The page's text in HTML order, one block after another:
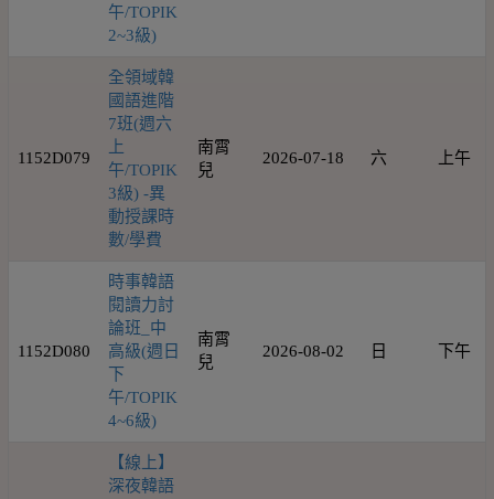
午/TOPIK
2~3級)
1152D079
全領域韓
國語進階
7班(週六
上
午/TOPIK
3級) -異
動授課時
數/學費
南霄
兒
2026-07-18 六 上午
1152D080
時事韓語
閱讀力討
論班_中
高級(週日
下
午/TOPIK
4~6級)
南霄
兒
2026-08-02 日 下午
【線上】
深夜韓語